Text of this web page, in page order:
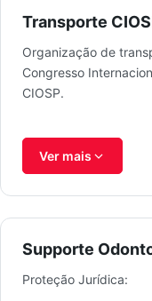
Transporte
Organização de
Congresso
CIOSP.
Ver mais
Supporte
Proteção Jurídica: